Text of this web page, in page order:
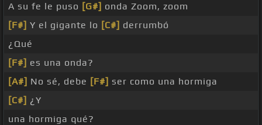
A su fe le puso [G#] onda Zoom, zoom
[F#] Y el gigante lo [C#] derrumbó
¿Qué
[F#] es una onda?
[A#] No sé, debe [F#] ser como una hormiga
[C#] ¿Y
una hormiga qué?